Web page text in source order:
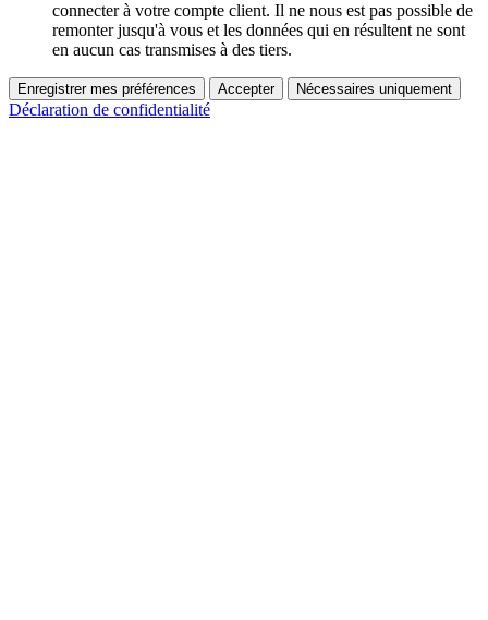
connecter à votre compte client. Il ne nous est pas possible de
remonter jusqu'à vous et les données qui en résultent ne sont
en aucun cas transmises à des tiers.
Enregistrer mes préférences Accepter Nécessaires uniquement
Déclaration de confidentialité